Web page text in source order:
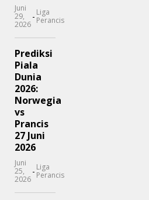
Juni
29,
2026
- Liga
Perancis
Prediksi
Piala
Dunia
2026:
Norwegia
vs
Prancis
27 Juni
2026
Juni
25,
2026
- Liga
Perancis